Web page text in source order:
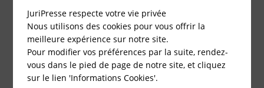
JuriPresse respecte votre vie privée
Nous utilisons des cookies pour vous offrir la
meilleure expérience sur notre site.
Pour modifier vos préférences par la suite, rendez-
vous dans le pied de page de notre site, et cliquez
sur le lien 'Informations Cookies'.